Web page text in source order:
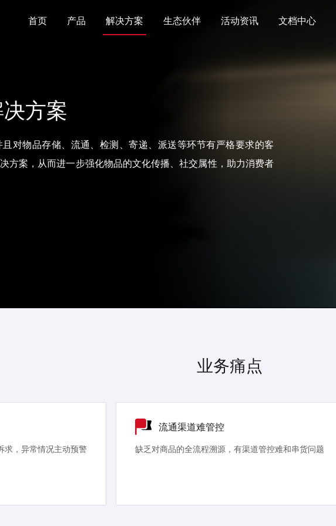
首页 产品 解决方案 生态伙伴 活动资讯 文档中心
方案
对物品存储、流通、检测、寄递、派送等环节有严格要求的客
方案，从而进一步强化物品的文化传播、社交属性，助力消费者
业务痛点
求，异常情况主动预警
流通渠道难管控
缺乏对商品的全流程溯源，有渠道管控难和串货问题